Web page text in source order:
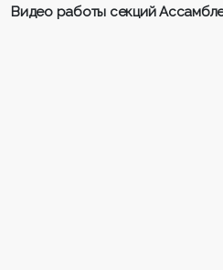
Видео работы секций